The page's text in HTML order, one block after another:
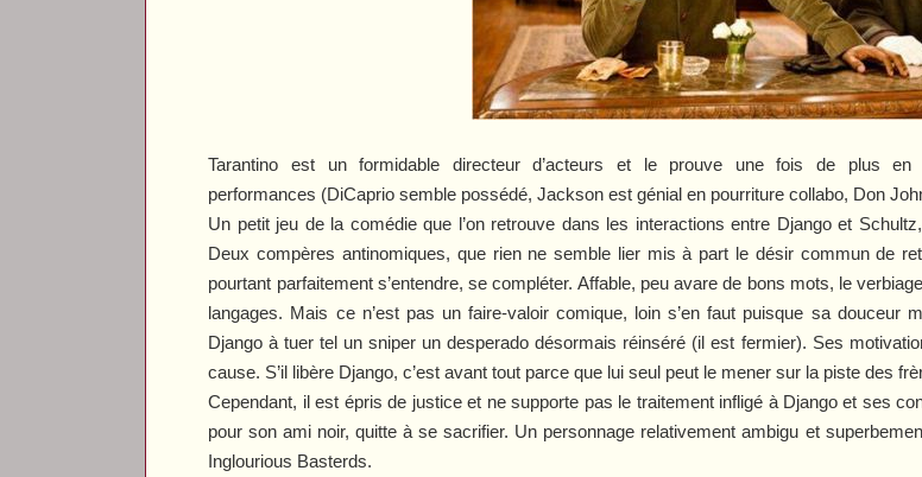
Tarantino est un formidable directeur d’acteurs et le prouve une fois de plus
performances (DiCaprio semble possédé, Jackson est génial en pourriture collabo, Don
Un petit jeu de la comédie que l’on retrouve dans les interactions entre Django et
Deux compères antinomiques, que rien ne semble lier mis à part le désir commun de
pourtant parfaitement s’entendre, se compléter. Affable, peu avare de bons mots, le
langages. Mais ce n’est pas un faire-valoir comique, loin s’en faut puisque sa
Django à tuer tel un sniper un desperado désormais réinséré (il est fermier). Ses
cause. S’il libère Django, c’est avant tout parce que lui seul peut le mener sur la piste des
Cependant, il est épris de justice et ne supporte pas le traitement infligé à Django et ses
pour son ami noir, quitte à se sacrifier. Un personnage relativement ambigu et
Inglourious Basterds.